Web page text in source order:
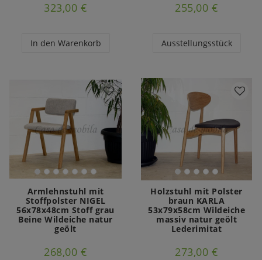
323,00 €
In den Warenkorb
255,00 €
Ausstellungsstück
Armlehnstuhl mit
Stoffpolster NIGEL
56x78x48cm Stoff grau
Beine Wildeiche natur
geölt
268,00 €
Holzstuhl mit Polster
braun KARLA
53x79x58cm Wildeiche
massiv natur geölt
Lederimitat
273,00 €